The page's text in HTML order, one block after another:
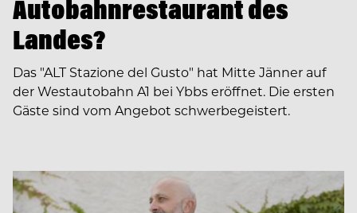
Autobahnrestaurant des
Landes?
Das "ALT Stazione del Gusto" hat Mitte Jänner auf
der Westautobahn A1 bei Ybbs eröffnet. Die ersten
Gäste sind vom Angebot schwerbegeistert.